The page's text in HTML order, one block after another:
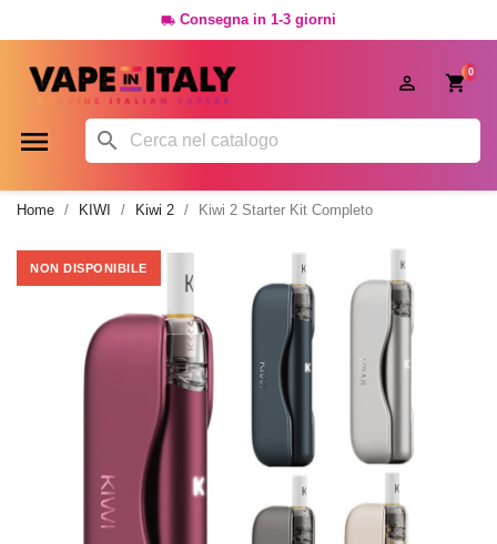
 Consegna in 1-3 giorni
0

 
Home KIWI Kiwi 2 Kiwi 2 Starter Kit Completo
NON DISPONIBILE